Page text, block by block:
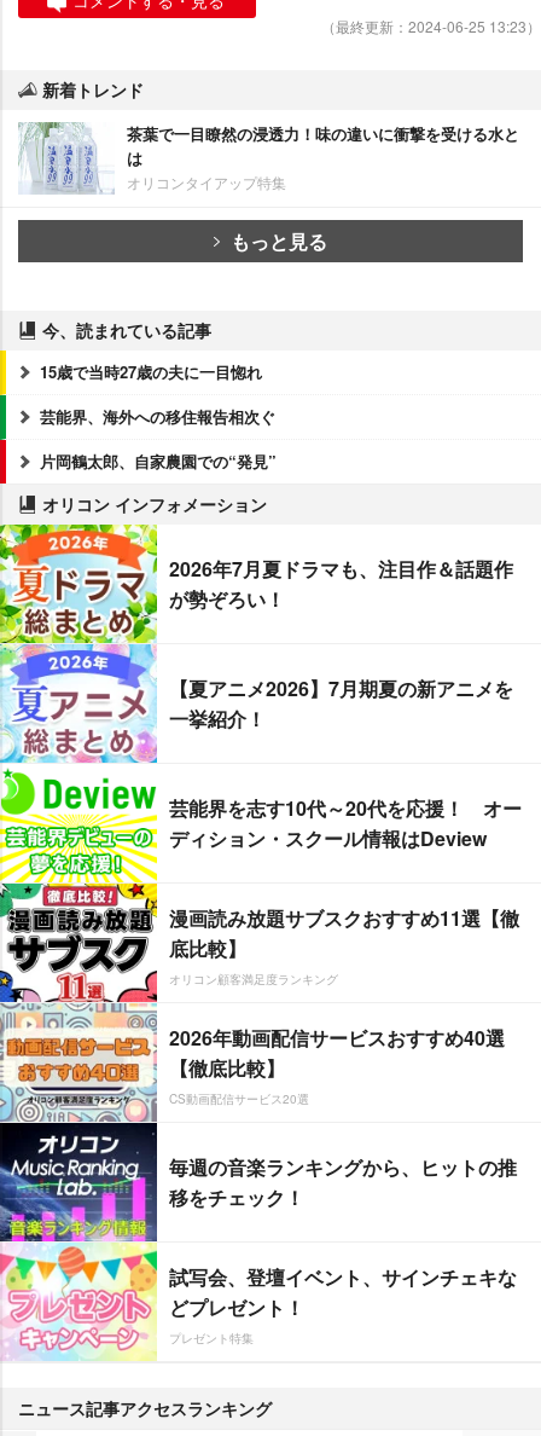
（最終更新：2024-06-25 13:23）
新着トレンド
茶葉で一目瞭然の浸透力！味の違いに衝撃を受ける水と
は
オリコンタイアップ特集
もっと見る
今、読まれている記事
15歳で当時27歳の夫に一目惚れ
芸能界、海外への移住報告相次ぐ
片岡鶴太郎、自家農園での“発見”
オリコン インフォメーション
2026年7月夏ドラマも、注目作＆話題作
が勢ぞろい！
【夏アニメ2026】7月期夏の新アニメを
一挙紹介！
芸能界を志す10代～20代を応援！ オー
ディション・スクール情報はDeview
漫画読み放題サブスクおすすめ11選【徹
底比較】
オリコン顧客満足度ランキング
2026年動画配信サービスおすすめ40選
【徹底比較】
CS動画配信サービス20選
毎週の音楽ランキングから、ヒットの推
移をチェック！
試写会、登壇イベント、サインチェキな
どプレゼント！
プレゼント特集
ニュース記事アクセスランキング